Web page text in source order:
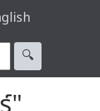
🔍︎